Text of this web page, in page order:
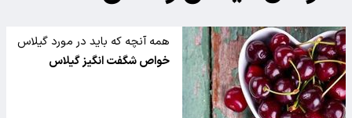
همه آنچه که باید در مورد گیلاس
بدانید
خواص شگفت انگیز گیلاس